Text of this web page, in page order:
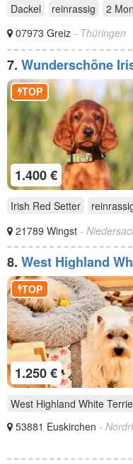
Dackel reinrassig 2
07973 Greiz - Thüringen
7. Wunderschöne
liebevolle Plätze
1.400 €
TOP
Irish Red Setter
21789 Wingst -
8. West Highland
Einmaliger Wurf
1.250 €
TOP
West Highland White
53881 Euskirchen -